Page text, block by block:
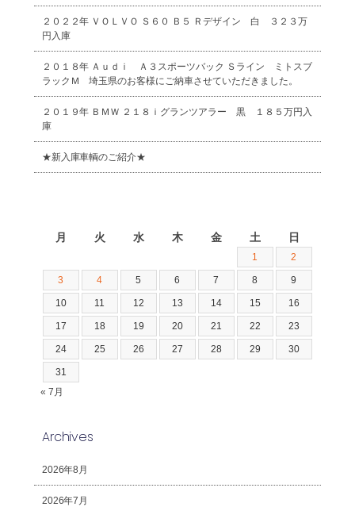
２０２２年 ＶＯＬＶＯ Ｓ６０ Ｂ５ Ｒデザイン 白 ３２３万
円入庫
２０１８年 Ａｕｄｉ Ａ３スポーツバック Ｓライン ミトスブ
ラックＭ 埼玉県のお客様にご納車させていただきました。
２０１９年 ＢＭＷ ２１８ｉグランツアラー 黒 １８５万円入
庫
★新入庫車輌のご紹介★
月 火 水 木 金 土 日
1 2
3 4 5 6 7 8 9
10 11 12 13 14 15 16
17 18 19 20 21 22 23
24 25 26 27 28 29 30
31
« 7月
Archives
2026年8月
2026年7月